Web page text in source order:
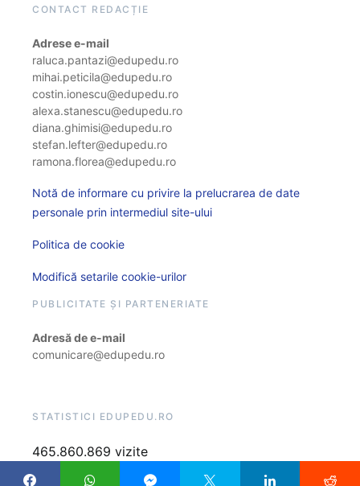
CONTACT REDACȚIE
Adrese e-mail
raluca.pantazi@edupedu.ro
mihai.peticila@edupedu.ro
costin.ionescu@edupedu.ro
alexa.stanescu@edupedu.ro
diana.ghimisi@edupedu.ro
stefan.lefter@edupedu.ro
ramona.florea@edupedu.ro
Notă de informare cu privire la prelucrarea de date
personale prin intermediul site-ului
Politica de cookie
Modifică setarile cookie-urilor
PUBLICITATE ȘI PARTENERIATE
Adresă de e-mail
comunicare@edupedu.ro
STATISTICI EDUPEDU.RO
465.860.869 vizite